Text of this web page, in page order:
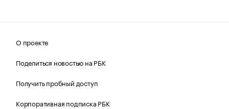
О проекте
Поделиться новостью на РБК
Получить пробный доступ
Корпоративная подписка РБК